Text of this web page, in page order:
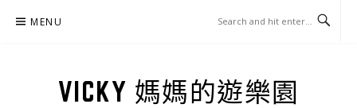
MENU
VICKY 媽媽的遊樂園